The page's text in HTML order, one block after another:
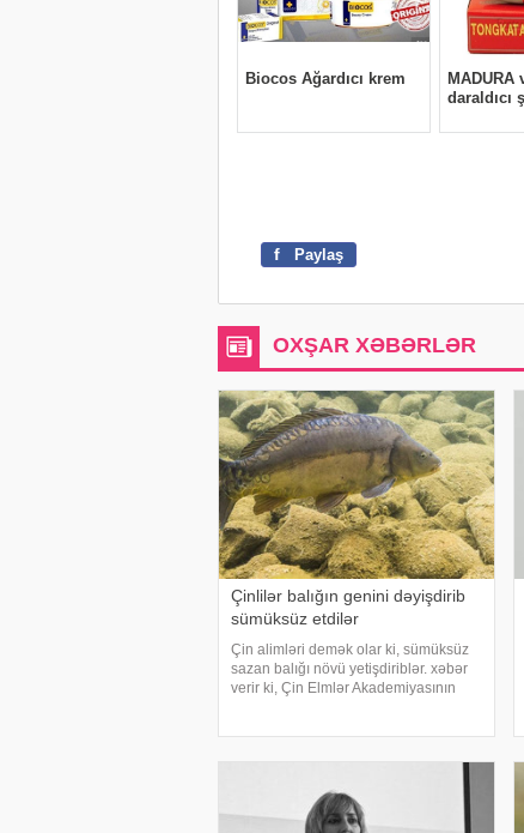
f Paylaş
OXŞAR XƏBƏRLƏR
Çinlilər balığın genini dəyişdirib
sümüksüz etdilər
Çin alimləri demək olar ki, sümüksüz
sazan balığı növü yetişdiriblər. xəbər
verir ki, Çin Elmlər Akademiyasının